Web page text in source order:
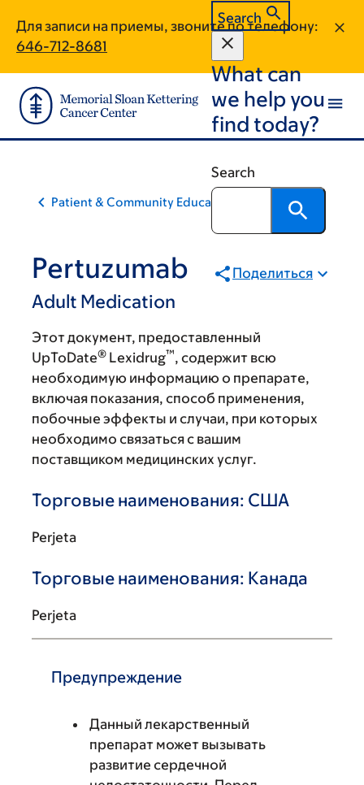
main
content
footer
Для записи на приемы, звоните по телефону:
646-712-8681
Search
What can
we help you
find today?
Search
Patient & Community Education
Pertuzumab
Adult Medication
Поделиться
Этот документ, предоставленный
UpToDate® Lexidrug™, содержит всю
необходимую информацию о препарате,
включая показания, способ применения,
побочные эффекты и случаи, при которых
необходимо связаться с вашим
поставщиком медицинских услуг.
Торговые наименования: США
Perjeta
Торговые наименования: Канада
Perjeta
Предупреждение
Данный лекарственный
препарат может вызывать
развитие сердечной